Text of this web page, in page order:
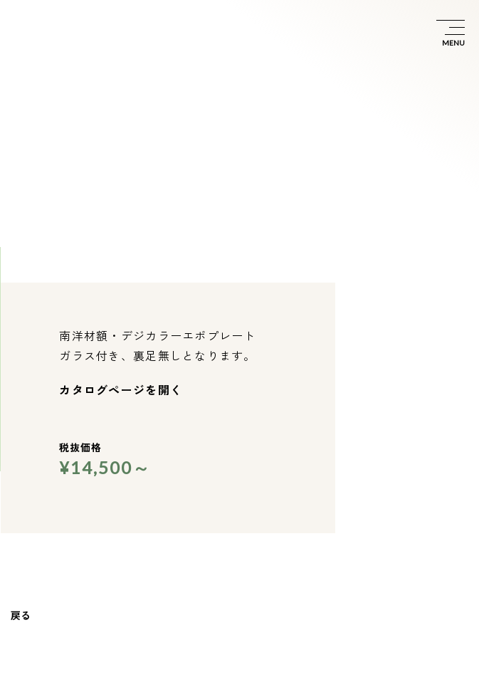
南洋材額・デジカラーエポプレート
ガラス付き、裏足無しとなります。
カタログページを開く
税抜価格
¥14,500～
戻る